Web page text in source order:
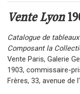
Vente Lyon
Catalogue de
Composant la
Vente Paris, Galerie
1903, commissaire-
Frères, 33, avenue de